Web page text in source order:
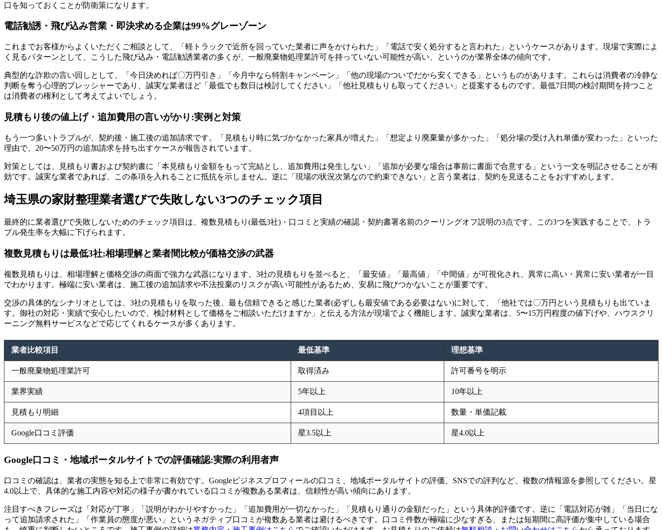
口を知っておくことが防衛策になります。
電話勧誘・飛び込み営業・即決求める企業は99%グレーゾーン
これまでお客様からよくいただくご相談として、「軽トラックで近所を回っていた業者に声をかけられた」「電話で安く処分すると言われた」というケースがあります。現場で実際によ
く見るパターンとして、こうした飛び込み・電話勧誘業者の多くが、一般廃棄物処理業許可を持っていない可能性が高い、というのが業界全体の傾向です。
典型的な詐欺の言い回しとして、「今日決めれば〇万円引き」「今月中なら特割キャンペーン」「他の現場のついでだから安くできる」というものがあります。これらは消費者の冷静な
判断を奪う心理的プレッシャーであり、誠実な業者ほど「最低でも数日は検討してください」「他社見積もりも取ってください」と提案するものです。最低7日間の検討期間を持つこと
は消費者の権利として考えてよいでしょう。
見積もり後の値上げ・追加費用の言いがかり:実例と対策
もう一つ多いトラブルが、契約後・施工後の追加請求です。「見積もり時に気づかなかった家具が増えた」「想定より廃棄量が多かった」「処分場の受け入れ単価が変わった」といった
理由で、20〜50万円の追加請求を持ち出すケースが報告されています。
対策としては、見積もり書および契約書に「本見積もり金額をもって完結とし、追加費用は発生しない」「追加が必要な場合は事前に書面で合意する」という一文を明記させることが有
効です。誠実な業者であれば、この条項を入れることに抵抗を示しません。逆に「現場の状況次第なので約束できない」と言う業者は、契約を見送ることをおすすめします。
埼玉県の家財整理業者選びで失敗しない3つのチェック項目
最終的に業者選びで失敗しないためのチェック項目は、複数見積もり(最低3社)・口コミと実績の確認・契約書署名前のクーリングオフ説明の3点です。この3つを実践することで、トラ
ブル発生率を大幅に下げられます。
複数見積もりは最低3社:相場理解と業者間比較が価格交渉の武器
複数見積もりは、相場理解と価格交渉の両面で強力な武器になります。3社の見積もりを並べると、「最安値」「最高値」「中間値」が可視化され、異常に高い・異常に安い業者が一目
でわかります。極端に安い業者は、施工後の追加請求や不法投棄のリスクが高い可能性があるため、安易に飛びつかないことが重要です。
交渉の具体的なシナリオとしては、3社の見積もりを取った後、最も信頼できると感じた業者(必ずしも最安値である必要はない)に対して、「他社では〇万円という見積もりも出ていま
す。御社の対応・実績で安心したいので、検討材料として価格をご相談いただけますか」と伝える方法が現場でよく機能します。誠実な業者は、5〜15万円程度の値下げや、ハウスクリ
ーニング無料サービスなどで応じてくれるケースが多くあります。
業者比較項目 最低基準 理想基準
一般廃棄物処理業許可 取得済み 許可番号を明示
業界実績 5年以上 10年以上
見積もり明細 4項目以上 数量・単価記載
Google口コミ評価 星3.5以上 星4.0以上
Google口コミ・地域ポータルサイトでの評価確認:実際の利用者声
口コミの確認は、業者の実態を知る上で非常に有効です。Googleビジネスプロフィールの口コミ、地域ポータルサイトの評価、SNSでの評判など、複数の情報源を参照してください。星
4.0以上で、具体的な施工内容や対応の様子が書かれている口コミが複数ある業者は、信頼性が高い傾向にあります。
注目すべきフレーズは「対応が丁寧」「説明がわかりやすかった」「追加費用が一切なかった」「見積もり通りの金額だった」という具体的評価です。逆に「電話対応が雑」「当日にな
って追加請求された」「作業員の態度が悪い」というネガティブ口コミが複数ある業者は避けるべきです。口コミ件数が極端に少なすぎる、または短期間に高評価が集中している場合